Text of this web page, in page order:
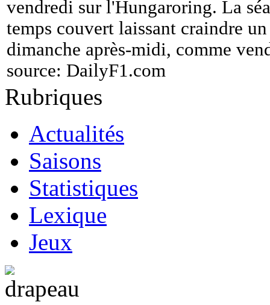
vendredi sur l'Hungaroring. La
temps couvert laissant craindre
dimanche après-midi, comme
source: DailyF1.com
Rubriques
Actualités
Saisons
Statistiques
Lexique
Jeux